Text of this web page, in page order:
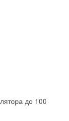
до 100